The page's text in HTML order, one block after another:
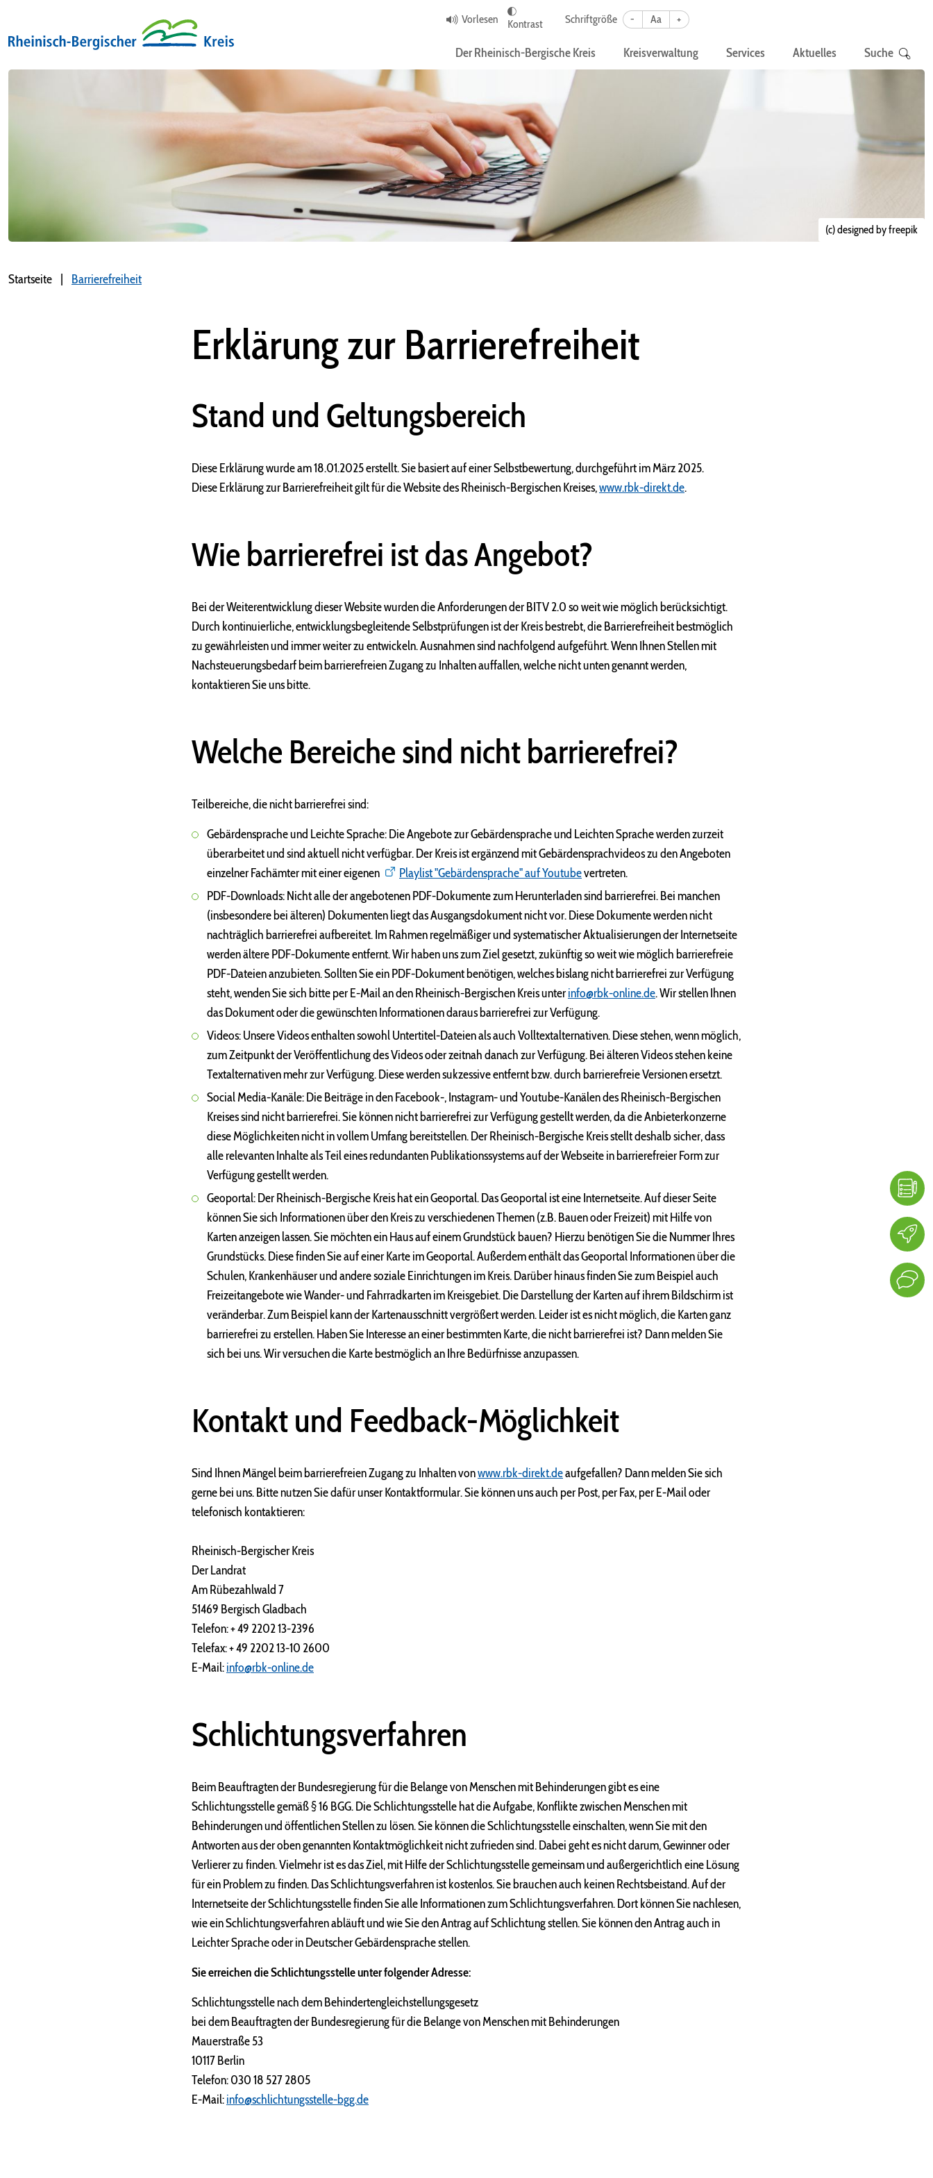
Vorlesen Kontrast Schriftgröße - Aa +
Der Rheinisch-Bergische Kreis Kreisverwaltung Services Aktuelles Suche
(c) designed by freepik
Startseite Barrierefreiheit
Erklärung zur Barrierefreiheit
Stand und Geltungsbereich
Diese Erklärung wurde am 18.01.2025 erstellt. Sie basiert auf einer Selbstbewertung, durchgeführt im März 2025.
Diese Erklärung zur Barrierefreiheit gilt für die Website des Rheinisch-Bergischen Kreises,www.rbk-direkt.de.
Wie barrierefrei ist das Angebot?
Bei der Weiterentwicklung dieser Website wurden die Anforderungen der BITV 2.0 so weit wie möglich berücksichtigt.
Durch kontinuierliche, entwicklungsbegleitende Selbstprüfungen ist der Kreis bestrebt, die Barrierefreiheit bestmöglich
zu gewährleisten und immer weiter zu entwickeln. Ausnahmen sind nachfolgend aufgeführt. Wenn Ihnen Stellen mit
Nachsteuerungsbedarf beim barrierefreien Zugang zu Inhalten auffallen, welche nicht unten genannt werden,
kontaktieren Sie uns bitte.
Welche Bereiche sind nicht barrierefrei?
Teilbereiche, die nicht barrierefrei sind:
Gebärdensprache und Leichte Sprache: Die Angebote zur Gebärdensprache und Leichten Sprache werden zurzeit
überarbeitet und sind aktuell nicht verfügbar. Der Kreis ist ergänzend mit Gebärdensprachvideos zu den Angeboten
einzelner Fachämter mit einer eigenen
Playlist "Gebärdensprache" auf Youtubevertreten.
PDF-Downloads: Nicht alle der angebotenen PDF-Dokumente zum Herunterladen sind barrierefrei. Bei manchen
(insbesondere bei älteren) Dokumenten liegt das Ausgangsdokument nicht vor. Diese Dokumente werden nicht
nachträglich barrierefrei aufbereitet. Im Rahmen regelmäßiger und systematischer Aktualisierungen der Internetseite
werden ältere PDF-Dokumente entfernt. Wir haben uns zum Ziel gesetzt, zukünftig so weit wie möglich barrierefreie
PDF-Dateien anzubieten. Sollten Sie ein PDF-Dokument benötigen, welches bislang nicht barrierefrei zur Verfügung
steht, wenden Sie sich bitte per E-Mail an den Rheinisch-Bergischen Kreis unterinfo@rbk-online.de. Wir stellen Ihnen
das Dokument oder die gewünschten Informationen daraus barrierefrei zur Verfügung.
Videos: Unsere Videos enthalten sowohl Untertitel-Dateien als auch Volltextalternativen. Diese stehen, wenn möglich,
zum Zeitpunkt der Veröffentlichung des Videos oder zeitnah danach zur Verfügung. Bei älteren Videos stehen keine
Textalternativen mehr zur Verfügung. Diese werden sukzessive entfernt bzw. durch barrierefreie Versionen ersetzt.
Social Media-Kanäle: Die Beiträge in den Facebook-, Instagram- und Youtube-Kanälen des Rheinisch-Bergischen
Kreises sind nicht barrierefrei. Sie können nicht barrierefrei zur Verfügung gestellt werden, da die Anbieterkonzerne
diese Möglichkeiten nicht in vollem Umfang bereitstellen. Der Rheinisch-Bergische Kreis stellt deshalb sicher, dass
alle relevanten Inhalte als Teil eines redundanten Publikationssystems auf der Webseite in barrierefreier Form zur
Verfügung gestellt werden.
Geoportal: Der Rheinisch-Bergische Kreis hat ein Geoportal. Das Geoportal ist eine Internetseite. Auf dieser Seite
können Sie sich Informationen über den Kreis zu verschiedenen Themen (z.B. Bauen oder Freizeit) mit Hilfe von
Karten anzeigen lassen. Sie möchten ein Haus auf einem Grundstück bauen? Hierzu benötigen Sie die Nummer Ihres
Grundstücks. Diese finden Sie auf einer Karte im Geoportal. Außerdem enthält das Geoportal Informationen über die
Schulen, Krankenhäuser und andere soziale Einrichtungen im Kreis. Darüber hinaus finden Sie zum Beispiel auch
Freizeitangebote wie Wander- und Fahrradkarten im Kreisgebiet. Die Darstellung der Karten auf ihrem Bildschirm ist
veränderbar. Zum Beispiel kann der Kartenausschnitt vergrößert werden. Leider ist es nicht möglich, die Karten ganz
barrierefrei zu erstellen. Haben Sie Interesse an einer bestimmten Karte, die nicht barrierefrei ist? Dann melden Sie
sich bei uns. Wir versuchen die Karte bestmöglich an Ihre Bedürfnisse anzupassen.
Kontakt und Feedback-Möglichkeit
Sind Ihnen Mängel beim barrierefreien Zugang zu Inhalten vonwww.rbk-direkt.deaufgefallen? Dann melden Sie sich
gerne bei uns. Bitte nutzen Sie dafür unser Kontaktformular. Sie können uns auch per Post, per Fax, per E-Mail oder
telefonisch kontaktieren:
Rheinisch-Bergischer Kreis
Der Landrat
Am Rübezahlwald 7
51469 Bergisch Gladbach
Telefon: + 49 2202 13-2396
Telefax: + 49 2202 13-10 2600
E-Mail:info@rbk-online.de
Schlichtungsverfahren
Beim Beauftragten der Bundesregierung für die Belange von Menschen mit Behinderungen gibt es eine
Schlichtungsstelle gemäß § 16 BGG. Die Schlichtungsstelle hat die Aufgabe, Konflikte zwischen Menschen mit
Behinderungen und öffentlichen Stellen zu lösen. Sie können die Schlichtungsstelle einschalten, wenn Sie mit den
Antworten aus der oben genannten Kontaktmöglichkeit nicht zufrieden sind. Dabei geht es nicht darum, Gewinner oder
Verlierer zu finden. Vielmehr ist es das Ziel, mit Hilfe der Schlichtungsstelle gemeinsam und außergerichtlich eine Lösung
für ein Problem zu finden. Das Schlichtungsverfahren ist kostenlos. Sie brauchen auch keinen Rechtsbeistand. Auf der
Internetseite der Schlichtungsstelle finden Sie alle Informationen zum Schlichtungsverfahren. Dort können Sie nachlesen,
wie ein Schlichtungsverfahren abläuft und wie Sie den Antrag auf Schlichtung stellen. Sie können den Antrag auch in
Leichter Sprache oder in Deutscher Gebärdensprache stellen.
Sie erreichen die Schlichtungsstelle unter folgender Adresse:
Schlichtungsstelle nach dem Behindertengleichstellungsgesetz
bei dem Beauftragten der Bundesregierung für die Belange von Menschen mit Behinderungen
Mauerstraße 53
10117 Berlin
Telefon: 030 18 527 2805
E-Mail:info@schlichtungsstelle-bgg.de